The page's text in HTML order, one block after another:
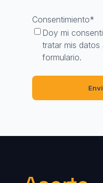
Consentimiento*
Doy mi
tratar mis
formulario.